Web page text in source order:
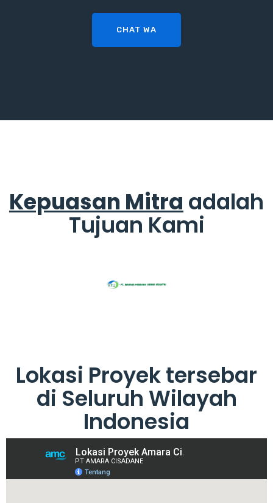
CHAT WA
Kepuasan Mitra adalah
Tujuan Kami
Lokasi Proyek tersebar
di Seluruh Wilayah
Indonesia